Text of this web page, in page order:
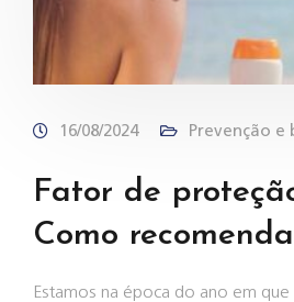
16/08/2024 Prevenção e
Fator de
Como
Estamos na época do ano em